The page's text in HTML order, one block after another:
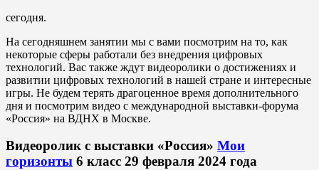
сегодня.
На сегодняшнем занятии мы с вами посмотрим на то, как
некоторые сферы работали без внедрения цифровых
технологий. Вас также ждут видеоролики о достижениях и
развитии цифровых технологий в нашей стране и интересные
игры. Не будем терять драгоценное время дополнительного
дня и посмотрим видео с международной выставки-форума
«Россия» на ВДНХ в Москве.
Видеоролик с выставки «Россия» Мои
горизонты 6 класс 29 февраля 2024 года